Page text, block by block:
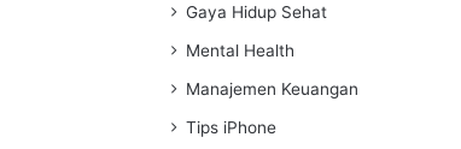
Gaya Hidup Sehat
Mental Health
Manajemen Keuangan
Tips iPhone